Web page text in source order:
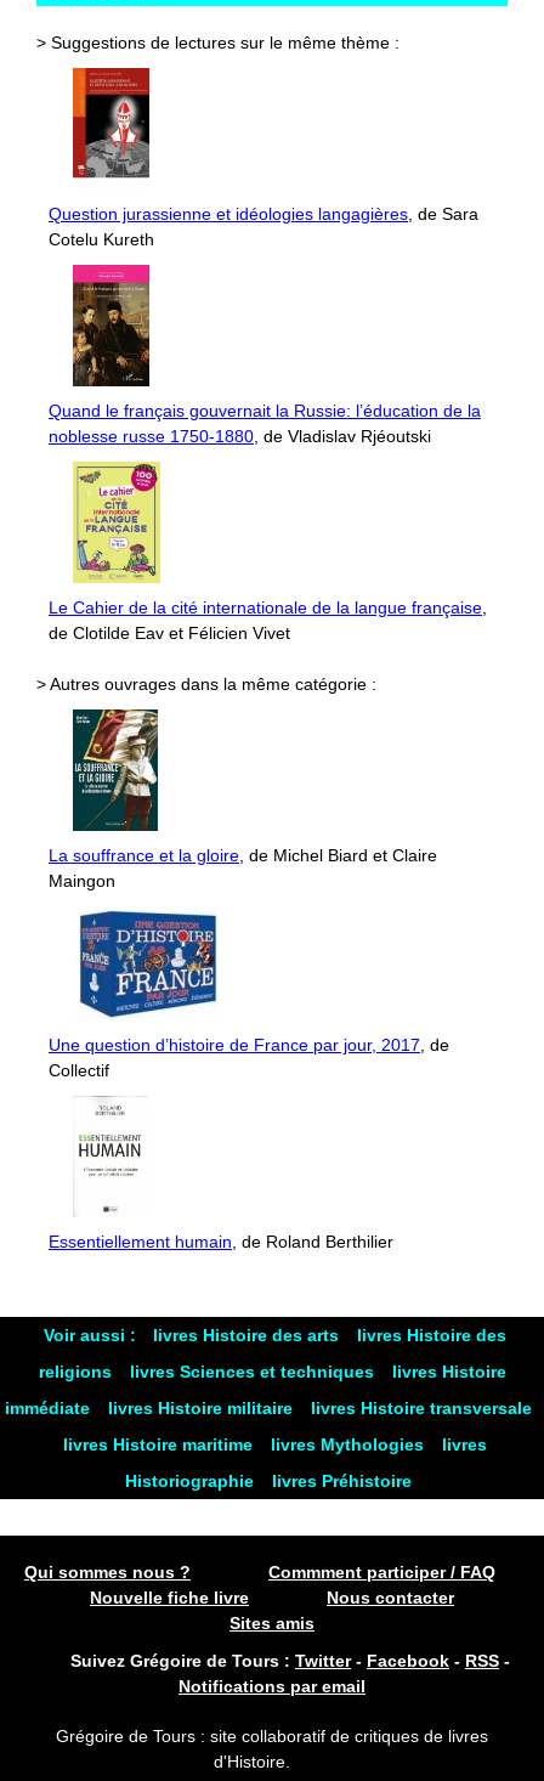
> Suggestions de lectures sur le même thème :
Question jurassienne et idéologies langagières , de Sara
Cotelu Kureth
Quand le français gouvernait la Russie: l’éducation de la
noblesse russe 1750-1880 , de Vladislav Rjéoutski
Le Cahier de la cité internationale de la langue française
de Clotilde Eav et Félicien Vivet
> Autres ouvrages dans la même catégorie :
La souffrance et la gloire , de Michel Biard et Claire
Maingon
Une question d’histoire de France par jour, 2017 , de
Collectif
Essentiellement humain , de Roland Berthilier
Voir aussi : livres Histoire des arts
livres Histoire des
religions
livres Sciences et techniques
livres Histoire
immédiate
livres Histoire militaire
livres Histoire transversale
livres Histoire maritime
livres Mythologies
livres
Historiographie
livres Préhistoire
Qui sommes nous ?
Commment participer / FAQ
Nouvelle fiche livre
Nous contacter
Sites amis
Suivez Grégoire de Tours : Twitter- Facebook - RSS -
Notifications par email
Grégoire de Tours : site collaboratif de critiques de livres
d'Histoire.